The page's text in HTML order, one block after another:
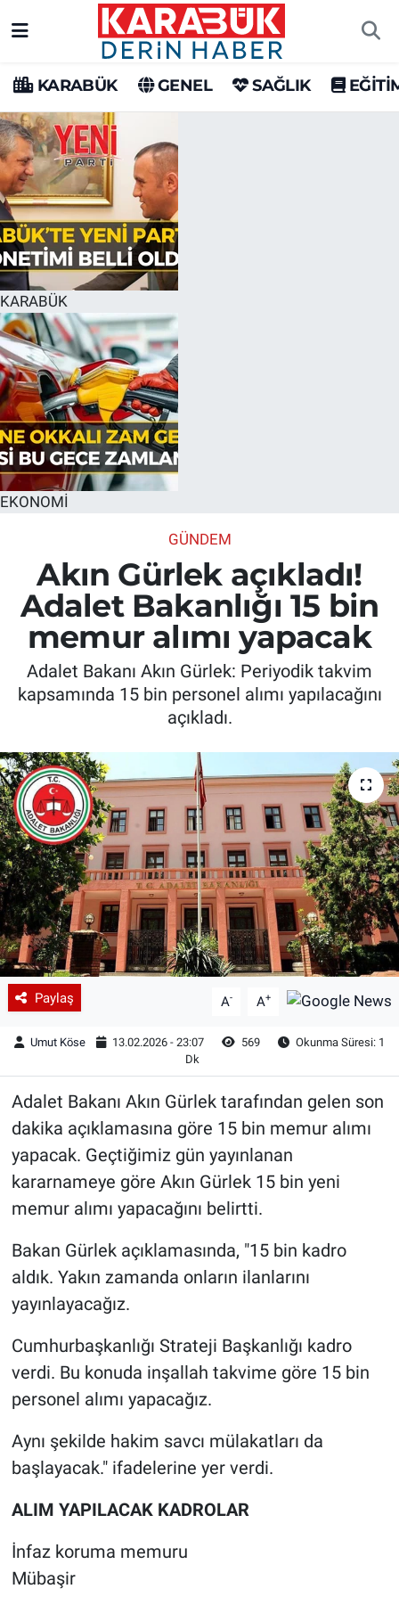
KARABÜK GENEL SAĞLIK
KARABÜK
EKONOMİ
GÜNDEM
Akın Gürlek açıkladı!
Adalet Bakanlığı 15 bin
memur alımı yapacak
Adalet Bakanı Akın Gürlek: Periyodik takvim
kapsamında 15 bin personel alımı yapılacağını
açıkladı.
Paylaş A- A+
Umut Köse 13.02.2026 - 23:07 569
Okunma Süresi: 1
Dk
Adalet Bakanı Akın Gürlek tarafından gelen son
dakika açıklamasına göre 15 bin memur alımı
yapacak. Geçtiğimiz gün yayınlanan
kararnameye göre Akın Gürlek 15 bin yeni
memur alımı yapacağını belirtti.
Bakan Gürlek açıklamasında, "15 bin kadro
aldık. Yakın zamanda onların ilanlarını
yayınlayacağız.
Cumhurbaşkanlığı Strateji Başkanlığı kadro
verdi. Bu konuda inşallah takvime göre 15 bin
personel alımı yapacağız.
Aynı şekilde hakim savcı mülakatları da
başlayacak." ifadelerine yer verdi.
ALIM YAPILACAK KADROLAR
İnfaz koruma memuru
Mübaşir
Karabük Hava Durumu
Karabük Trafik Yoğunluk Haritası
Süper Lig Puan Durumu ve Fikstür
Tüm Manşetler
Son Dakika Haberleri
Haber Arşivi